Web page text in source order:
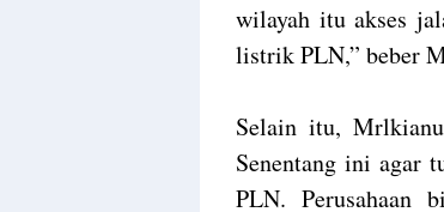
wilayah itu akses
listrik PLN,” beber
Selain itu,
Senentang ini agar
PLN. Perusahaan